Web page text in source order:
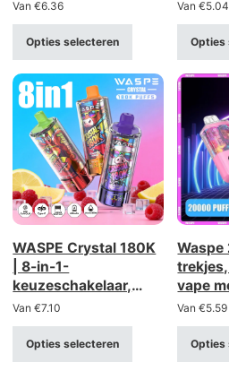
in bulk
Van€6.36
Opties selecteren
Van€5.04
Opties
WASPE Crystal 180K
| 8-in-1-
keuzeschakelaar,
180.000 trekjes, LED-
display, wegwerpvape
in bulk
Van€7.10
Opties selecteren
vape
mesh-
5%)
Van€5.59
Opties